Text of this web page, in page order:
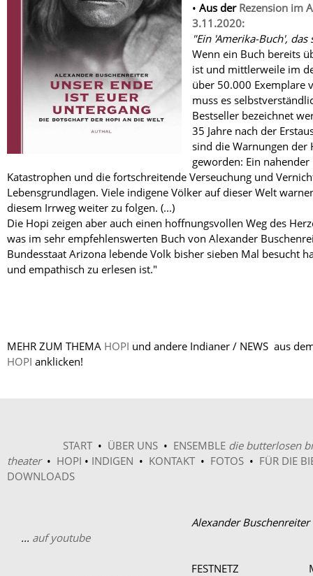
• Aus der Rezension im
3.11.2020:
"Ein 'Amerika-Buch',
Wenn ein Buch bereits
ist und mittlerweile im
über 50.000 Exemplare
muss es
Bestseller bezeichnet
35 Jahre nach der
sind die Warnungen der
geworden: Ein
Katastrophen und die fortschreitende Verseuchung und
Lebensgrundlagen. Viele indigene Völker auf dieser Welt
diesem Irrweg weiter zu folgen. (...)
Die Hopi zeigen aber auch einen hoffnungsvollen Weg des
was im sehr empfehlenswerten Buch von Alexander
Bundesstaat Arizona lebende Volk bisher sieben Mal besucht
und empathisch zu erlesen ist."
MEHR ZUM THEMA HOPI und andere Indianer / NEWS aus
HOPI anklicken!
START • ÜBER UNS • ENSEMBLE die butterlosen
theater • HOPI • INDIGEN • KONTAKT • FOTOS • FÜR DIE
DOWNLOADS
Alexander
... auf youtube
FESTNETZ